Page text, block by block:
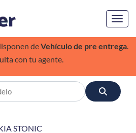
deVehículo de pre entrega.
con tu agente.
STONIC